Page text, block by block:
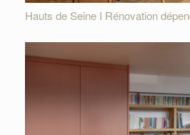
Hauts de Seine I Rénovation